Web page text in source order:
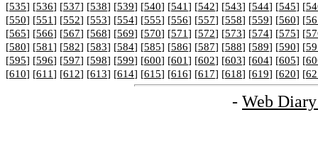
[535] [536] [537] [538] [539] [540] [541] [542] [543] [544] [545] [
[550] [551] [552] [553] [554] [555] [556] [557] [558] [559] [560] [
[565] [566] [567] [568] [569] [570] [571] [572] [573] [574] [575] [
[580] [581] [582] [583] [584] [585] [586] [587] [588] [589] [590] [
[595] [596] [597] [598] [599] [600] [601] [602] [603] [604] [605] [
[610] [611] [612] [613] [614] [615] [616] [617] [618] [619] [620] [
- Web